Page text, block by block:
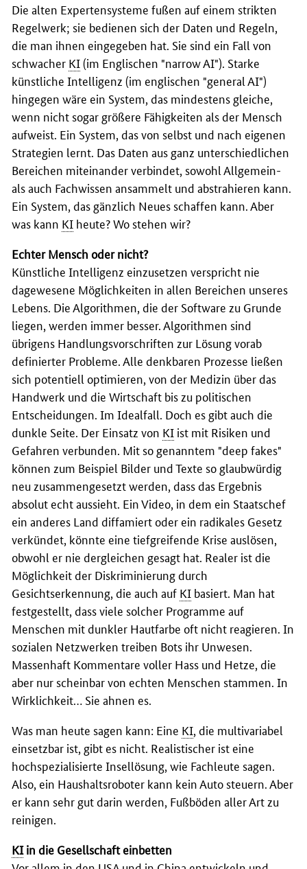
Die alten Expertensysteme fußen auf einem strikten
Regelwerk; sie bedienen sich der Daten und Regeln,
die man ihnen eingegeben hat. Sie sind ein Fall von
schwacher KI(im Englischen "narrow AI"). Starke
künstliche Intelligenz (im englischen "general AI")
hingegen wäre ein System, das mindestens gleiche,
wenn nicht sogar größere Fähigkeiten als der Mensch
aufweist. Ein System, das von selbst und nach eigenen
Strategien lernt. Das Daten aus ganz unterschiedlichen
Bereichen miteinander verbindet, sowohl Allgemein-
als auch Fachwissen ansammelt und abstrahieren kann.
Ein System, das gänzlich Neues schaffen kann. Aber
was kann KI heute? Wo stehen wir?
Echter Mensch oder nicht?
Künstliche Intelligenz einzusetzen verspricht nie
dagewesene Möglichkeiten in allen Bereichen unseres
Lebens. Die Algorithmen, die der Software zu Grunde
liegen, werden immer besser. Algorithmen sind
übrigens Handlungsvorschriften zur Lösung vorab
definierter Probleme. Alle denkbaren Prozesse ließen
sich potentiell optimieren, von der Medizin über das
Handwerk und die Wirtschaft bis zu politischen
Entscheidungen. Im Idealfall. Doch es gibt auch die
dunkle Seite. Der Einsatz von KI ist mit Risiken und
Gefahren verbunden. Mit so genanntem "deep fakes"
können zum Beispiel Bilder und Texte so glaubwürdig
neu zusammengesetzt werden, dass das Ergebnis
absolut echt aussieht. Ein Video, in dem ein Staatschef
ein anderes Land diffamiert oder ein radikales Gesetz
verkündet, könnte eine tiefgreifende Krise auslösen,
obwohl er nie dergleichen gesagt hat. Realer ist die
Möglichkeit der Diskriminierung durch
Gesichtserkennung, die auch auf KI basiert. Man hat
festgestellt, dass viele solcher Programme auf
Menschen mit dunkler Hautfarbe oft nicht reagieren. In
sozialen Netzwerken treiben Bots ihr Unwesen.
Massenhaft Kommentare voller Hass und Hetze, die
aber nur scheinbar von echten Menschen stammen. In
Wirklichkeit… Sie ahnen es.
Was man heute sagen kann: Eine KI, die multivariabel
einsetzbar ist, gibt es nicht. Realistischer ist eine
hochspezialisierte Insellösung, wie Fachleute sagen.
Also, ein Haushaltsroboter kann kein Auto steuern. Aber
er kann sehr gut darin werden, Fußböden aller Art zu
reinigen.
KIin die Gesellschaft einbetten